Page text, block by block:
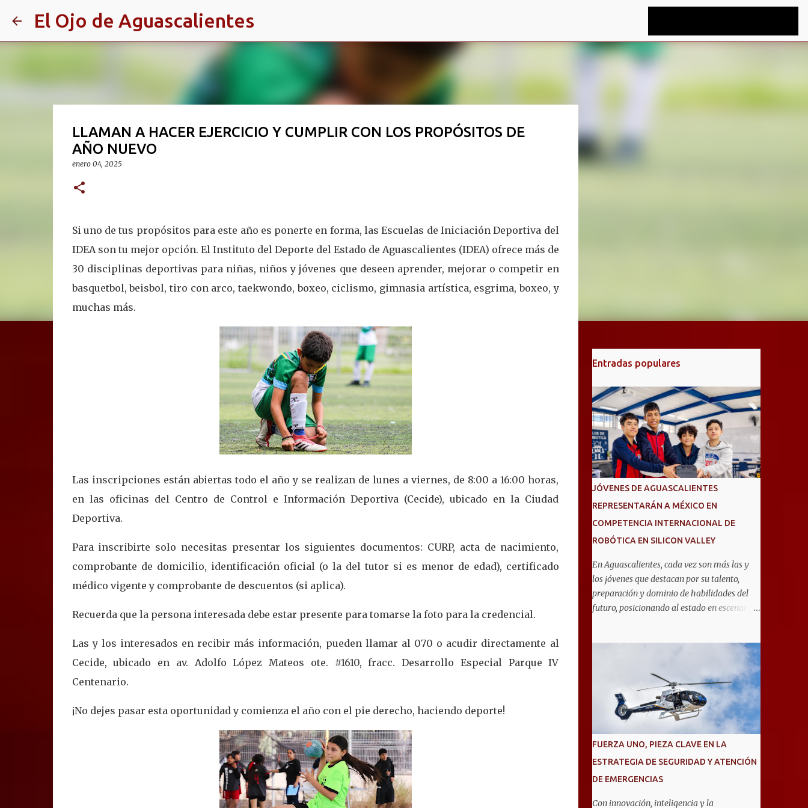
El Ojo de Aguascalientes
LLAMAN A HACER EJERCICIO Y CUMPLIR CON LOS PROPÓSITOS DE
AÑO NUEVO
enero 04, 2025
Si uno de tus propósitos para este año es ponerte en forma, las Escuelas de Iniciación Deportiva del
IDEA son tu mejor opción. El Instituto del Deporte del Estado de Aguascalientes (IDEA) ofrece más de
30 disciplinas deportivas para niñas, niños y jóvenes que deseen aprender, mejorar o competir en
basquetbol, beisbol, tiro con arco, taekwondo, boxeo, ciclismo, gimnasia artística, esgrima, boxeo, y
muchas más.
Las inscripciones están abiertas todo el año y se realizan de lunes a viernes, de 8:00 a 16:00 horas,
en las oficinas del Centro de Control e Información Deportiva (Cecide), ubicado en la Ciudad
Deportiva.
Para inscribirte solo necesitas presentar los siguientes documentos: CURP, acta de nacimiento,
comprobante de domicilio, identificación oficial (o la del tutor si es menor de edad), certificado
médico vigente y comprobante de descuentos (si aplica).
Recuerda que la persona interesada debe estar presente para tomarse la foto para la credencial.
Las y los interesados en recibir más información, pueden llamar al 070 o acudir directamente al
Cecide, ubicado en av. Adolfo López Mateos ote. #1610, fracc. Desarrollo Especial Parque IV
Centenario.
¡No dejes pasar esta oportunidad y comienza el año con el pie derecho, haciendo deporte!
Entradas populares
JÓVENES DE AGUASCALIENTES
REPRESENTARÁN A MÉXICO EN
COMPETENCIA INTERNACIONAL DE
ROBÓTICA EN SILICON VALLEY
En Aguascalientes, cada vez son más las y
los jóvenes que destacan por su talento,
preparación y dominio de habilidades del
futuro, posicionando al estado en escenarios
General No. 6, que clasificó a la competencia
internacional RoboRAVE 2026, a realizarse
en julio en Silicon Valley, California, donde
competirán con jóvenes de todo el mundo. Su
pase lo obtuvieron en RoboRAVE México
2025, en Puerto Vallarta, tras destacar por su
precisión, creatividad y habilidades en
programación, diseño de prototipos y
trabajo en equipo. Divididos en cinco
equipos, participarán en la categoría Fast
FUERZA UNO, PIEZA CLAVE EN LA
ESTRATEGIA DE SEGURIDAD Y ATENCIÓN
DE EMERGENCIAS
Con innovación, inteligencia y la